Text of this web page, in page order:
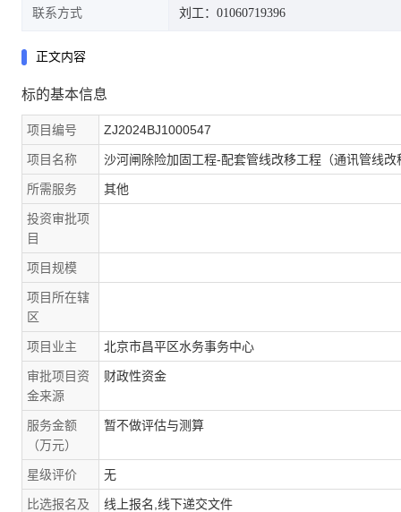
联系方式 刘工：01060719396
正文内容
标的基本信息
项目编号 ZJ2024BJ1000547
项目名称 沙河闸除险加固工程-配套管线改移工程（通讯管线改
所需服务 其他
投资审批项
目
项目规模
项目所在辖
区
项目业主 北京市昌平区水务事务中心
审批项目资
金来源
财政性资金
服务金额
（万元）
暂不做评估与测算
星级评价 无
比选报名及
线上报名,线下递交文件